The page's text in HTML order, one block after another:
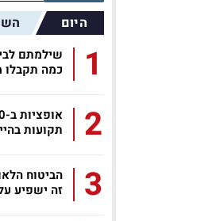
היום
1
כמה תקבלו
2
תקועות
3
הביטוח
זה ישפיע